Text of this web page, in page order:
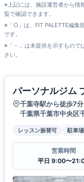
※上記には、施設運営者から情
覧で確認できます。
※「○」は、FIT PALETTE編集
です。
※「－」は未提供を示すもので
さい。
パーソナルジム
千葉寺駅から徒歩7分
千葉県千葉市中央区
レッスン振替可 駐車場
営業時間
平日 9:00〜